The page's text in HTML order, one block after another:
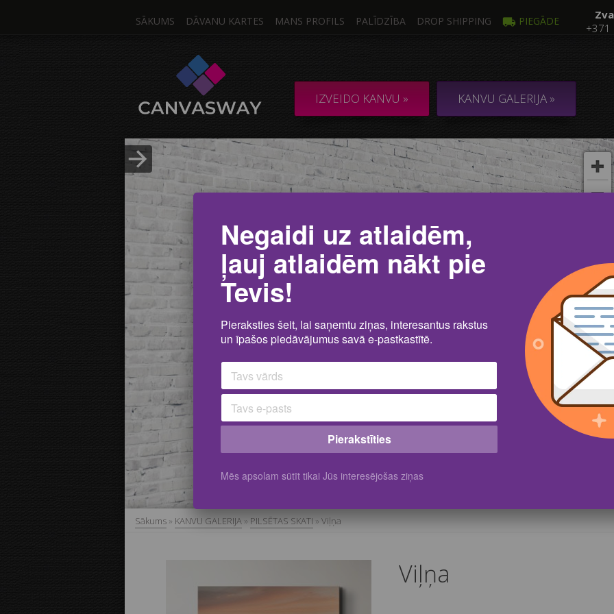
SĀKUMS DĀVANU KARTES MANS PROFILS PALĪDZĪBA DROP SHIPPING PIEGĀDE
+371
IZVEIDO KANVU » KANVU GALERIJA »
KANVA / MULTIKANVA no 1 Foto
KOLĀŽA /
Sākums » KANVU GALERIJA » PILSĒTAS SKATI » Viļņa
Viļņa
Negaidi uz atlaidēm,
ļauj atlaidēm nākt pie
Tevis!
Pieraksties šeit, lai saņemtu ziņas, interesantus rakstus
un īpašos piedāvājumus savā e-pastkastītē.
Pierakstīties
Mēs apsolam sūtīt tikai Jūs interesējošas ziņas